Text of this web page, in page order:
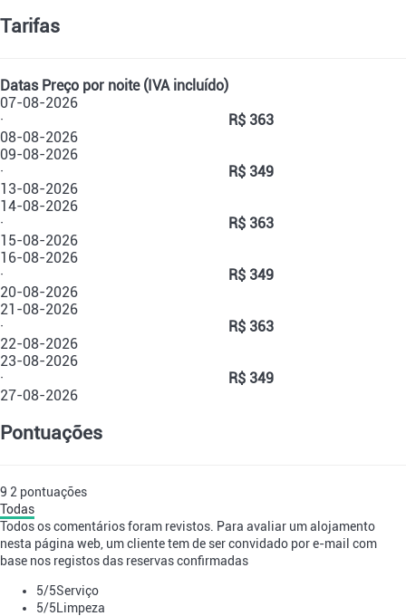
Tarifas
Datas Preço por noite (IVA incluído)
07-08-2026
·
08-08-2026
R$ 363
09-08-2026
·
13-08-2026
R$ 349
14-08-2026
·
15-08-2026
R$ 363
16-08-2026
·
20-08-2026
R$ 349
21-08-2026
·
22-08-2026
R$ 363
23-08-2026
·
27-08-2026
R$ 349
Pontuações
9 2 pontuações
Todas
Todos os comentários foram revistos. Para avaliar um alojamento
nesta página web, um cliente tem de ser convidado por e-mail com
base nos registos das reservas confirmadas
5/5Serviço
5/5 Limpeza